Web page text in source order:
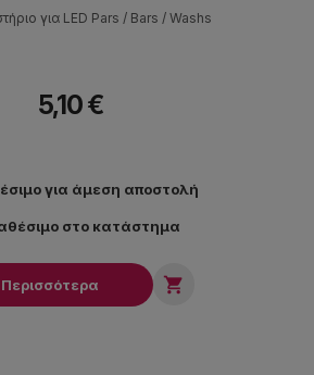
για LED Pars / Bars / Washs
5,10 €
για άμεση αποστολή
στο κατάστημα
Περισσότερα 